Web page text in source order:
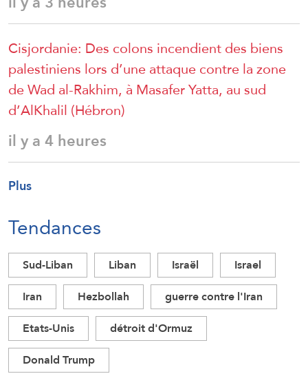
Cisjordanie: Des colons incendient des biens
palestiniens lors d’une attaque contre la zone
de Wad al-Rakhim, à Masafer Yatta, au sud
d’AlKhalil (Hébron)
il y a 4 heures
Plus
Tendances
Sud-Liban Liban Israël
Israel
Iran
Hezbollah
guerre contre l'Iran
Etats-Unis
détroit d'Ormuz
Donald Trump